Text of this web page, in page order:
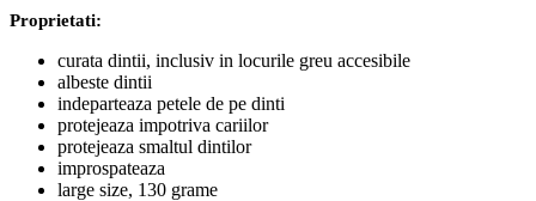
Proprietati:
curata dintii, inclusiv in locurile greu accesibile
albeste dintii
indeparteaza petele de pe dinti
protejeaza impotriva cariilor
protejeaza smaltul dintilor
improspateaza
large size, 130 grame